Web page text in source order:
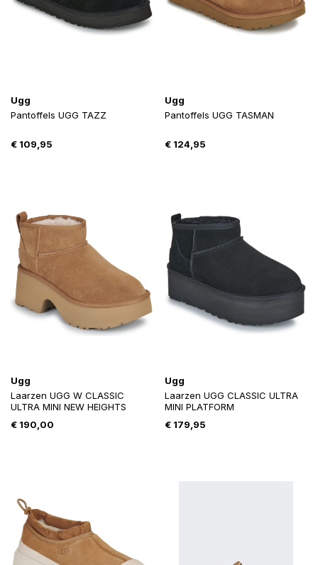
Ugg
Pantoffels UGG TAZZ
€ 109,95
Ugg
Pantoffels UGG TASMAN
€124,95
Ugg
Laarzen UGG W CLASSIC
ULTRA MINI NEW HEIGHTS
€ 190,00
Ugg
Laarzen UGG CLASSIC ULTRA
MINI PLATFORM
€179,95